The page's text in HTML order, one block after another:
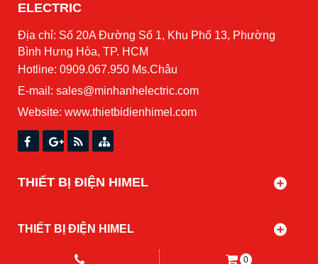
ELECTRIC
Địa chỉ: Số 20A Đường Số 1, Khu Phố 13, Phường
Bình Hưng Hòa, TP. HCM
Hotline: 0909.067.950 Ms.Châu
E-mail: sales@minhanhelectric.com
Website: www.thietbidienhimel.com
THIẾT BỊ ĐIỆN HIMEL
THIẾT BỊ ĐIỆN HIMEL
0